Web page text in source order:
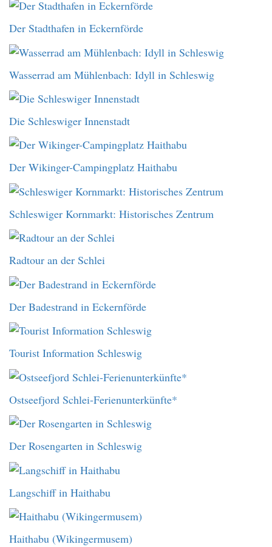
Der Stadthafen in Eckernförde
Wasserrad am Mühlenbach: Idyll in Schleswig
Die Schleswiger Innenstadt
Der Wikinger-Campingplatz Haithabu
Schleswiger Kornmarkt: Historisches Zentrum
Radtour an der Schlei
Der Badestrand in Eckernförde
Tourist Information Schleswig
Ostseefjord Schlei-Ferienunterkünfte*
Der Rosengarten in Schleswig
Langschiff in Haithabu
Haithabu (Wikingermusem)